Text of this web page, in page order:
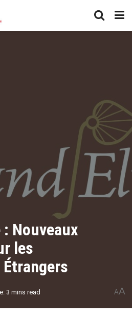
Nouveaux
les
3 mins read AA